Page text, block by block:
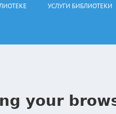
УСЛУГИ БИБЛИОТЕКИ